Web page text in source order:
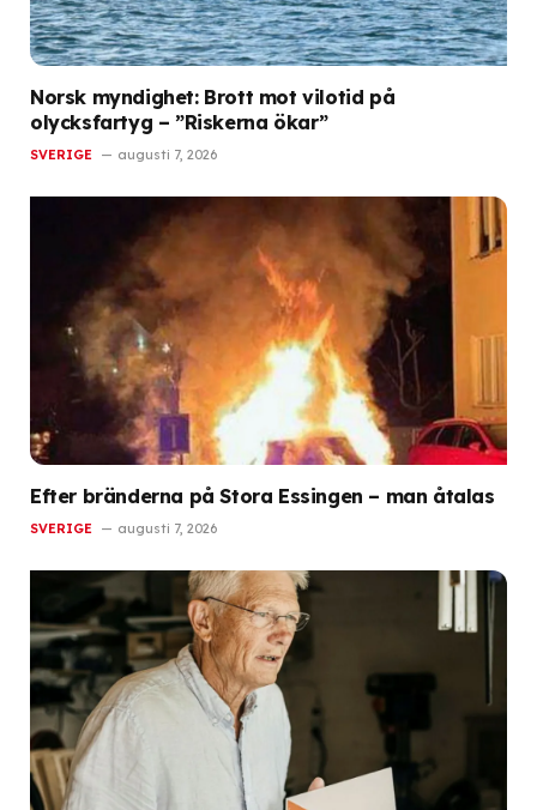
Norsk myndighet: Brott mot vilotid på
olycksfartyg – ”Riskerna ökar”
SVERIGE augusti 7, 2026
Efter bränderna på Stora Essingen – man åtalas
SVERIGE augusti 7, 2026